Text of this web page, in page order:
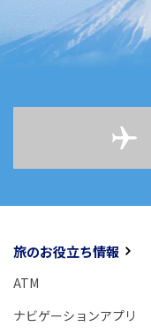
旅のお役立ち情報
ATM
ナビゲーションアプリ